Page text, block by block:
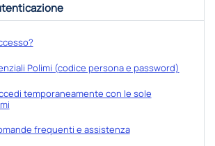
Polimi (codice persona e password)
temporaneamente con le sole
frequenti e assistenza